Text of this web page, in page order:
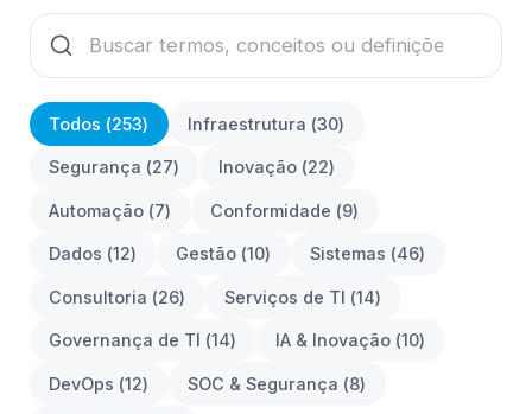
Todos (253) Infraestrutura (30)
Segurança (27) Inovação (22)
Automação (7) Conformidade (9)
Dados (12) Gestão (10) Sistemas (46)
Consultoria (26) Serviços de TI (14)
Governança de TI (14) IA & Inovação (10)
DevOps (12) SOC & Segurança (8)